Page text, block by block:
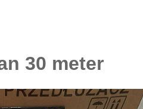
30 meter